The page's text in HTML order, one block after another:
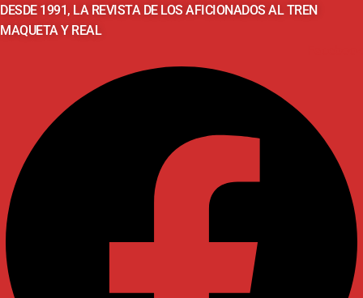
DESDE 1991, LA REVISTA DE LOS AFICIONADOS AL TREN
MAQUETA Y REAL